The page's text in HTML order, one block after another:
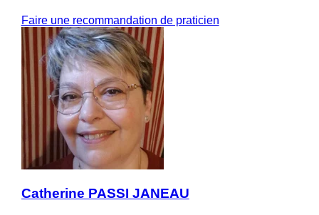
Faire une recommandation de praticien
Catherine PASSI JANEAU